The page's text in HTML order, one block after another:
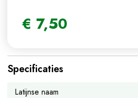
€ 7,50
Specificaties
Latijnse naam